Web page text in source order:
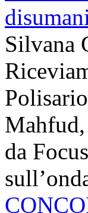
Silvana
da